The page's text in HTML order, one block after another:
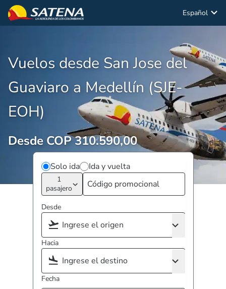
Español
Vuelos desde San Jose del
Guaviaro a Medellín (SJE-
EOH)
Desde COP 310.590,00
Solo ida Ida y vuelta
1
pasajero
Desde
Hacia
Fecha